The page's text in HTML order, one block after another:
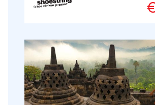
schilderachtige stranden en
bestemming om cultuur,
ontspanning te combineren.
onder in de mystieke Balinese
tijdens een traditionele
een bezoek aan een